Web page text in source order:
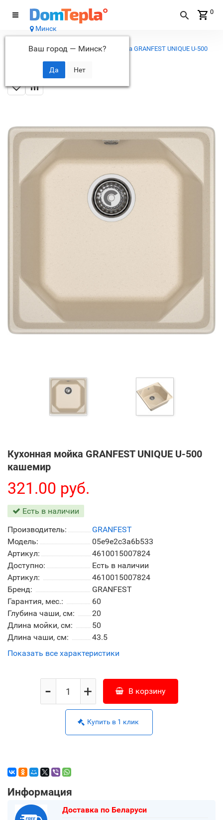
Минск
Ваш город — Минск?
Каталог
0
Кухонные мойки
Кухонная мойка GRANFEST UNIQUE U-500
Кухонная мойка GRANFEST UNIQUE U-500
кашемир
321.00 руб.
Есть в наличии
Производитель:
GRANFEST
Модель:
05e9e2c3a6b533
Артикул:
4610015007824
Доступно:
Есть в наличии
Артикул:
4610015007824
Бренд:
GRANFEST
Гарантия, мес.:
60
Глубина чаши, см:
20
Длина мойки, см:
50
Длина чаши, см:
43.5
Показать все характеристики
+
- В корзину
Купить в 1 клик
Информация
Доставка по Беларуси